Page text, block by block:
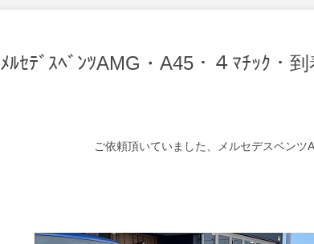
ﾒﾙｾﾃﾞｽﾍﾞﾝﾂAMG・A45・４ﾏﾁｯｸ・
ご依頼頂いていました、メルセデスベンツ